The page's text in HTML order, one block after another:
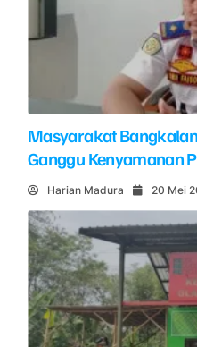
Masyarakat
Ganggu Kenyamanan
Harian Madura 20 Mei